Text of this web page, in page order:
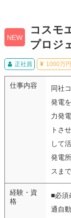
NEW
コスモ
プロジ
正社員 1000万円
仕事内容
同社
発電
力発
トさ
して
発電
スま
経験・資
格
■必須
通自